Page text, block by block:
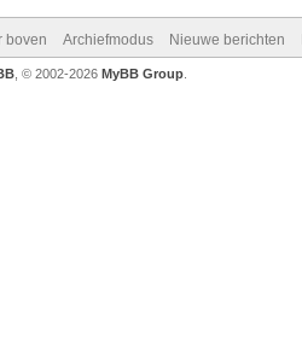
boven Archiefmodus Nieuwe berichten
, © 2002-2026 MyBB Group.